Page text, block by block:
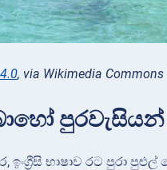
, via Wikimedia Commons
පුරවැසියන්
භාෂාව රට පුරා